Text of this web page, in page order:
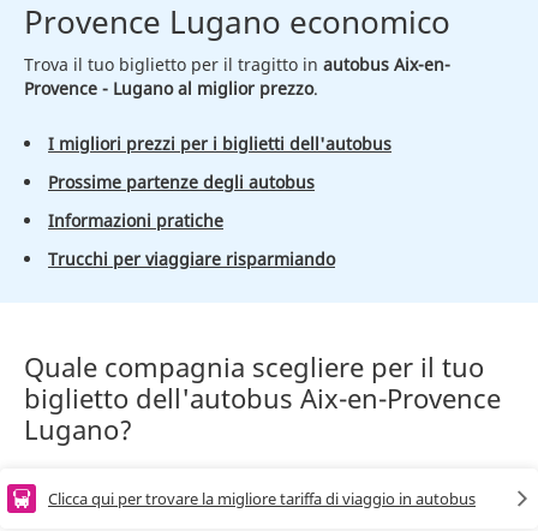
Provence Lugano economico
Trova il tuo biglietto per il tragitto in autobus Aix-en-
Provence - Lugano al miglior prezzo.
I migliori prezzi per i biglietti dell'autobus
Prossime partenze degli autobus
Informazioni pratiche
Trucchi per viaggiare risparmiando
Quale compagnia scegliere per il tuo
biglietto dell'autobus Aix-en-Provence
Lugano?
Clicca qui per trovare la migliore tariffa di viaggio in autobus